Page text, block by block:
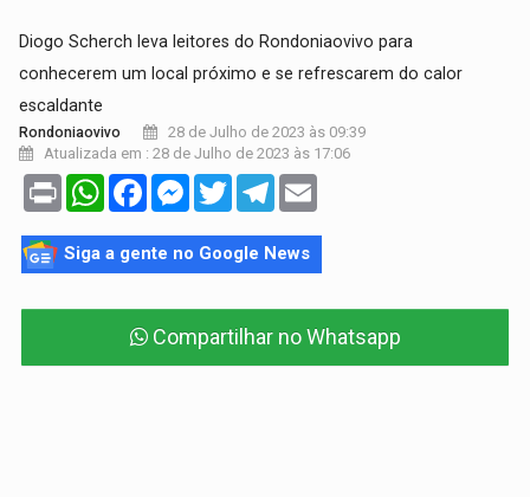
Diogo Scherch leva leitores do Rondoniaovivo para
conhecerem um local próximo e se refrescarem do calor
escaldante
Rondoniaovivo
28 de Julho de 2023 às 09:39
Atualizada em : 28 de Julho de 2023 às 17:06
Print WhatsAppFacebookMessenger
TwitterTelegram
Siga a gente no Google News
Compartilhar no Whatsapp